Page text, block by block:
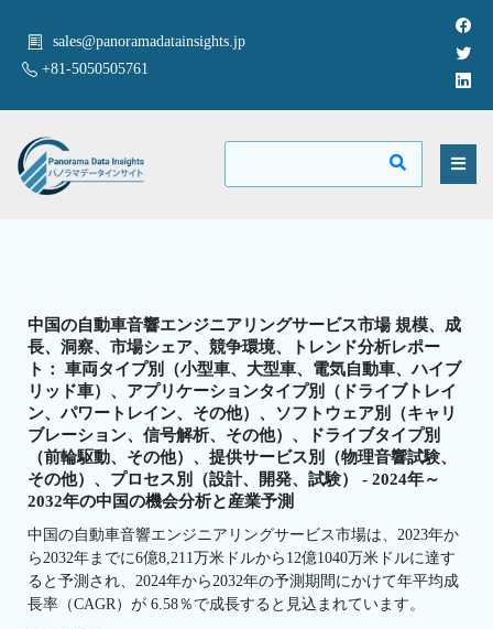
sales@panoramadatainsights.jp
+81-5050505761
中国の自動車音響エンジニアリングサービス市場 規模、成
長、洞察、市場シェア、競争環境、トレンド分析レポー
ト： 車両タイプ別（小型車、大型車、電気自動車、ハイブ
リッド車）、アプリケーションタイプ別（ドライブトレイ
ン、パワートレイン、その他）、ソフトウェア別（キャリ
ブレーション、信号解析、その他）、ドライブタイプ別
（前輪駆動、その他）、提供サービス別（物理音響試験、
その他）、プロセス別（設計、開発、試験） - 2024年～
2032年の中国の機会分析と産業予測
中国の自動車音響エンジニアリングサービス市場は、2023年か
ら2032年までに6億8,211万米ドルから12億1040万米ドルに達す
ると予測され、2024年から2032年の予測期間にかけて年平均成
長率（CAGR）が 6.58％で成長すると見込まれています。